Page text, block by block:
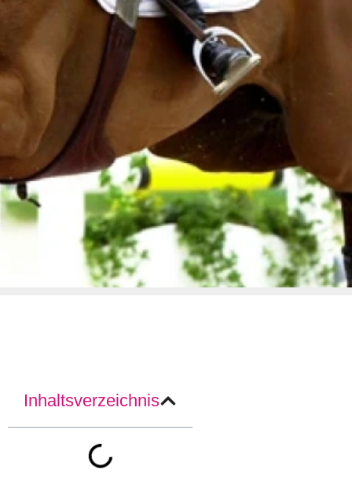
Inhaltsverzeichnis